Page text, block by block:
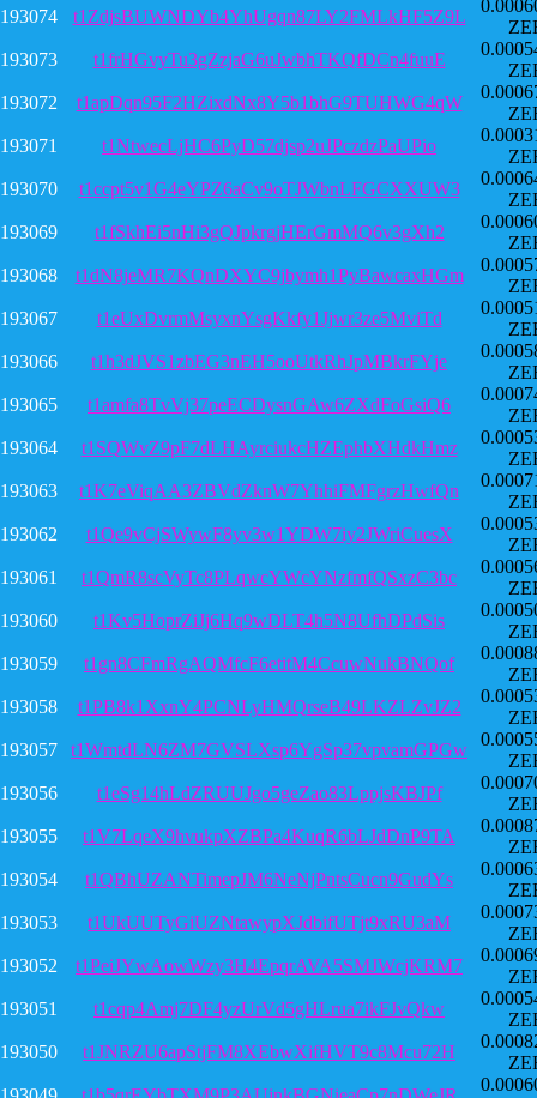
193074 t1ZdjsBUWNDYb4YhUgqn87LY2FMLkHF5Z9L
193073
t1frHGvyTu3gZzjaG6uJwbhTKQfDCn4fuuE
193072
t1apDqn95F2HZixdNx8Y5b1bhG9TUHWG4qW
193071
t1NtwecLjHC6PyD57djsp2uJPczdzPaUPio
193070
t1ccpt5v1G4eYPZ6aCv9oTJWbnLFGCXXUW3
193069
t1fSkhEi5nHi3gQJpkrgjHErGmMQ6v3gXh2
193068
t1dN8jeMR7KQnDXYC9jbymh1PyBawcaxHGm
193067
t1eUxDvrmMsyxnYsgKkfy1Jjwr3ze5MviTd
193066
t1h3dJVS1zbEG3nEH5ooUtkRhJpMBkrFYje
193065
t1amfa8TvVj37peECDysnGAw6ZXdFoGsiQ6
193064
t1SQWvZ9pF7dLHAyrciukcHZEphbXHdkHmz
193063
t1K7eViqAA3ZBVdZknW7YhhiFMFgrzHwfQn
193062
t1Qe9vCjSWywF8yv3w1YDW7iy2JWriCuesX
193061
t1QmR8scVyTc8PLqwcYWcYNzfmfQSxzC3bc
193060
t1Kv5HoprZiJj6Hq9wDLT4h5N8UfhDPdSis
193059
t1gn8CFmRgAQMfcF6etitM4CcuwNukBNQof
193058
t1PB8k1XxnY4PCNLyHMQrseB49LKZLZvJZ2
193057
t1WmtdLN6ZM7GVSLXsp6YgSp37vpvamGPGw
193056
t1eSg14hLdZRUUJgo5geZao83LppjsKBJPf
193055
t1V7LqeX9hvukpXZBPa4KuqR6bLJdDnP9TA
193054
t1QBhUZANTimepJM6NeNjPntsCucn9GudYs
193053
t1UkUUTyGiUZNtawypXJdbifUTjt9xRU3aM
193052
t1PeiJYwAowWzy3H4EpqrAVA5SMJWcjKRM7
193051
t1cqp4Amj7DF4yzUrVd5gHLrua7ikFJvQkw
193050
t1JNRZU6apStjFM8XEbwXifHVT9c8Mcu72H